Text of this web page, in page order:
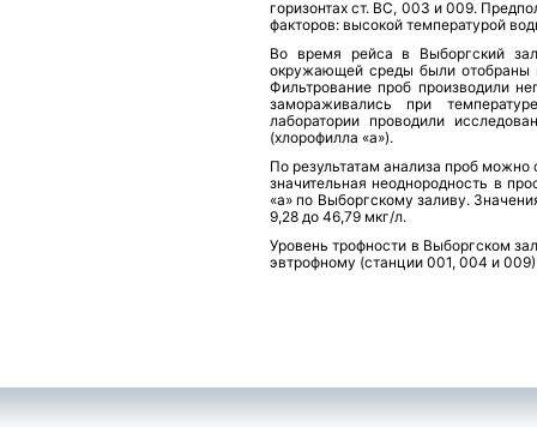
горизонтах ст. ВС, 003 и 009.
факторов: высокой температурой
Во время рейса в Выборгский
окружающей среды были отобраны
Фильтрование проб производили
замораживались при
лаборатории проводили
(хлорофилла «а»).
По результатам анализа проб
значительная неоднородность в
«а» по Выборгскому заливу.
9,28 до 46,79 мкг/л.
Уровень трофности в Выборгском
эвтрофному (станции 001, 004 и